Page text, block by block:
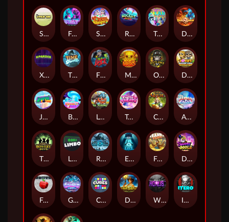
Stick'em Feel The Beat Snow Slingers Rocket Reels Twisted Lab Dragon’s Domain
Xpander Time Spinners Fire My Laser Mighty Masks Outlasw Inc Donut Division
Joker Bombs BOUNCY BOMBS Le Viking Tasty Treats Cash Quest Alpha Eagle
The Bowery Boys Limbo Rise of Ymir Evil Eyes Frank's Farm DONNY DOUGH
Frutz Gronk's Gems Cubes Dawn of Kings Wings of Horus ITERO